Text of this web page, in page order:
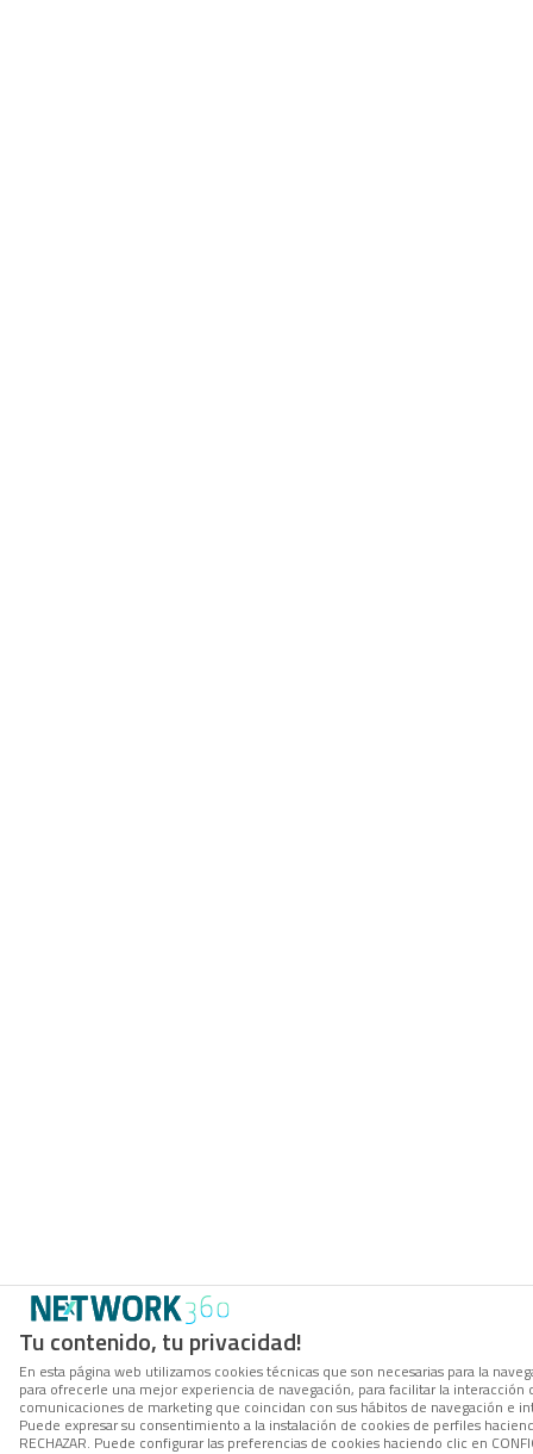
Tu contenido, tu privacidad!
En esta página web utilizamos cookies técnicas que son necesarias para la
para ofrecerle una mejor experiencia de navegación, para facilitar la
comunicaciones de marketing que coincidan con sus hábitos de navegación e
Puede expresar su consentimiento a la instalación de cookies de perfiles
RECHAZAR. Puede configurar las preferencias de cookies haciendo clic en